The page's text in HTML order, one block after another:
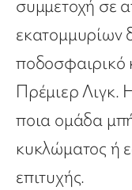
συμμετοχή σε
εκατομμυρίων
ποδοσφαιρικό
Πρέμιερ Λιγκ.
ποια ομάδα
κυκλώματος ή
επιτυχής.